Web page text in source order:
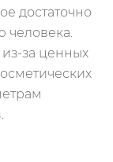
достаточно
человека.
за ценных